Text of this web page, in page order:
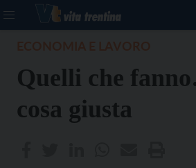
Quelli che
cosa giusta